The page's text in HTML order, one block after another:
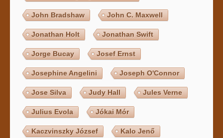
John Bradshaw John C. Maxwell
Jonathan Holt Jonathan Swift
Jorge Bucay Josef Ernst
Josephine Angelini Joseph O'Connor
Jose Silva Judy Hall Jules Verne
Julius Evola Jókai Mór
Kaczvinszky József Kalo Jenő